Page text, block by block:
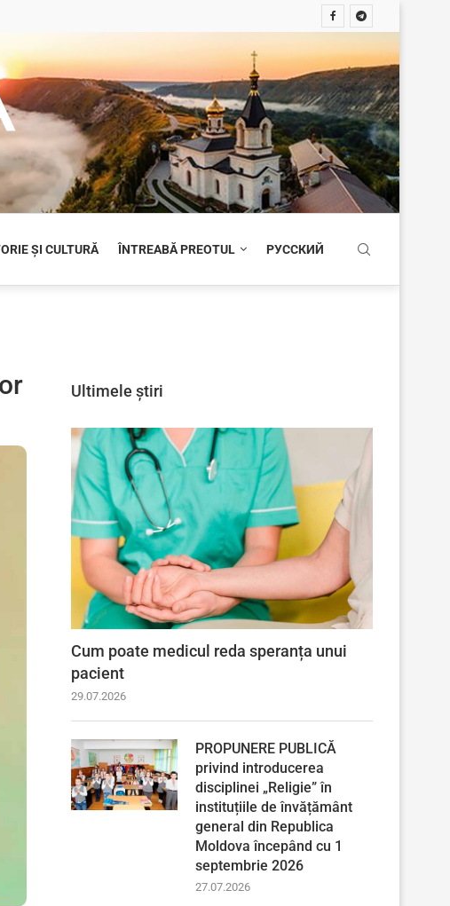
ȘI CULTURĂ ÎNTREABĂ PREOTUL РУССКИЙ
Ultimele știri
Cum poate medicul reda speranța unui
pacient
29.07.2026
PROPUNERE PUBLICĂ
privind introducerea
disciplinei „Religie” în
instituțiile de învățământ
general din Republica
Moldova începând cu 1
septembrie 2026
27.07.2026